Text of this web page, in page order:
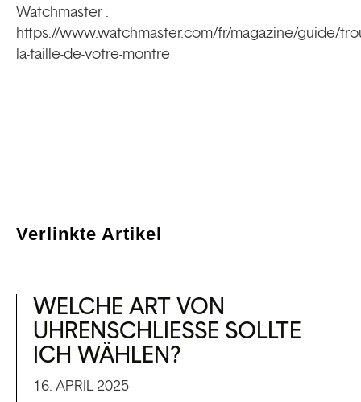
Watchmaster :
https://www.watchmaster.com/fr/magazine/guide/
la-taille-de-votre-montre
Verlinkte Artikel
WELCHE ART VON
UHRENSCHLIESSE SOLLTE I
CH WÄHLEN?
16. APRIL 2025